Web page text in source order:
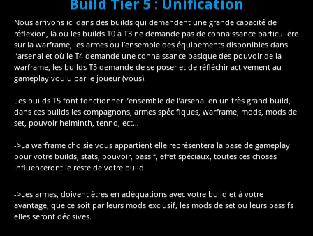
Build Tier 5 : Unification
Nous arrivons ici dans des builds qui demandent une grande capacité de
réflexion, là ou les builds T0 à T3 ne demande pas de connaissance particulière
sur la warframe, les armes ou l’ensemble des équipements disponibles dans
l’arsenal et où le T4 demande une connaissance basique des pouvoir de la
warframe, les builds T5 demande de se poser et de réfléchir activement au
gameplay voulu par le joueur (vous).
Les builds T5 font fonctionner l’ensemble de l’arsenal en un très grand build,
dans ces builds les compagnons, armes spécifiques, warframe, mods, mods de
set, pouvoir helminth, tenno, ect…
->La warframe choisie vous appartient elle représentera la base de gameplay
pour votre builds, stats, pouvoir, passif, effet spéciaux, toutes ces choses
influenceront le reste de votre build
->Les armes, doivent êtres en adéquations avec votre build et à votre
avantage, que ce soit par leurs mods exclusif, les mods de set ou leurs passifs
elles seront décisives.